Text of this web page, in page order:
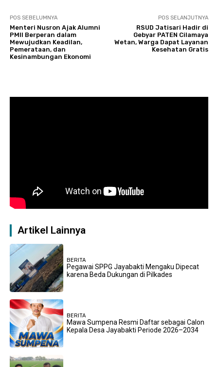
POS SEBELUMNYA
Menteri Nusron Ajak Alumni
PMII Berperan dalam
Mewujudkan Keadilan,
Pemerataan, dan
Kesinambungan Ekonomi
POS SELANJUTNYA
RSUD Jatisari Hadir di
Gebyar PATEN Cilamaya
Wetan, Warga Dapat Layanan
Kesehatan Gratis
Artikel Lainnya
BERITA
Pegawai SPPG Jayabakti Mengaku Dipecat
karena Beda Dukungan di Pilkades
BERITA
Mawa Sumpena Resmi Daftar sebagai Calon
Kepala Desa Jayabakti Periode 2026–2034